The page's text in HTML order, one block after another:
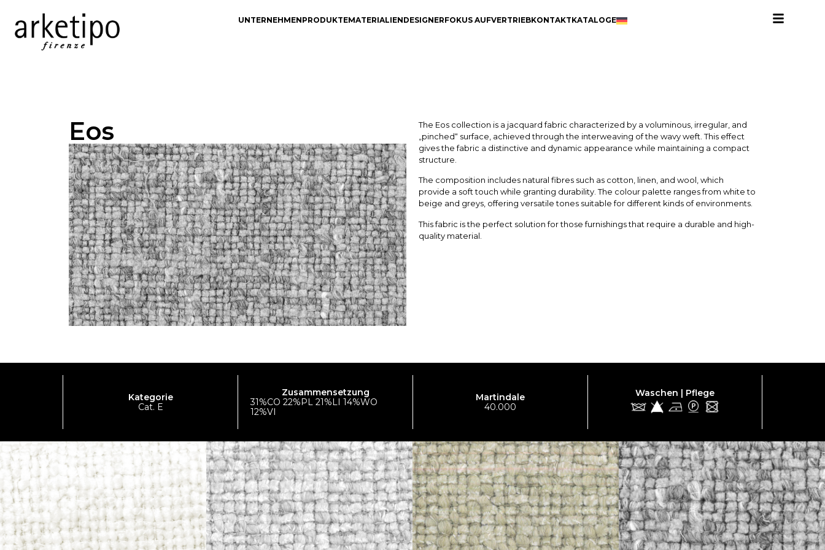
UNTERNEHMENPRODUKTEMATERIALIENDESIGNERFOKUS AUFVERTRIEBKONTAKTKATALOGE
Eos
The Eos collection is a jacquard fabric characterized by a voluminous, irregular, and
„pinched“ surface, achieved through the interweaving of the wavy weft. This effect
gives the fabric a distinctive and dynamic appearance while maintaining a compact
structure.
The composition includes natural fibres such as cotton, linen, and wool, which
provide a soft touch while granting durability. The colour palette ranges from white to
beige and greys, offering versatile tones suitable for different kinds of environments.
This fabric is the perfect solution for those furnishings that require a durable and high-
quality material.
Kategorie
Cat. E
Zusammensetzung
31%CO 22%PL 21%LI 14%WO
12%VI
Martindale
40.000
Waschen | Pflege